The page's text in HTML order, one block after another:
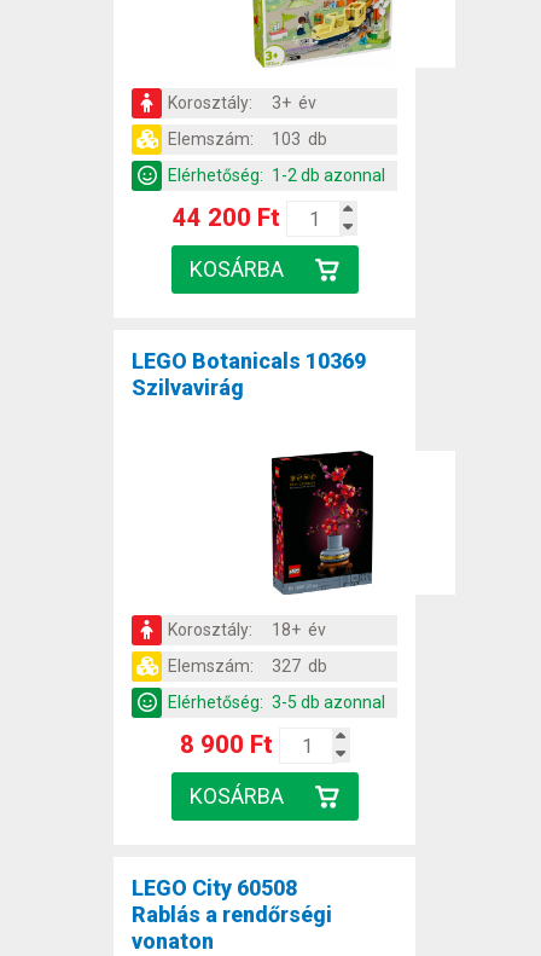
Korosztály:
3+ év
Elemszám:
103 db
Elérhetőség: 1-2 db azonnal
44 200 Ft
LEGO Botanicals 10369
Szilvavirág
Korosztály:
18+ év
Elemszám:
327 db
Elérhetőség: 3-5 db azonnal
8 900 Ft
LEGO City 60508
Rablás a rendőrségi
vonaton